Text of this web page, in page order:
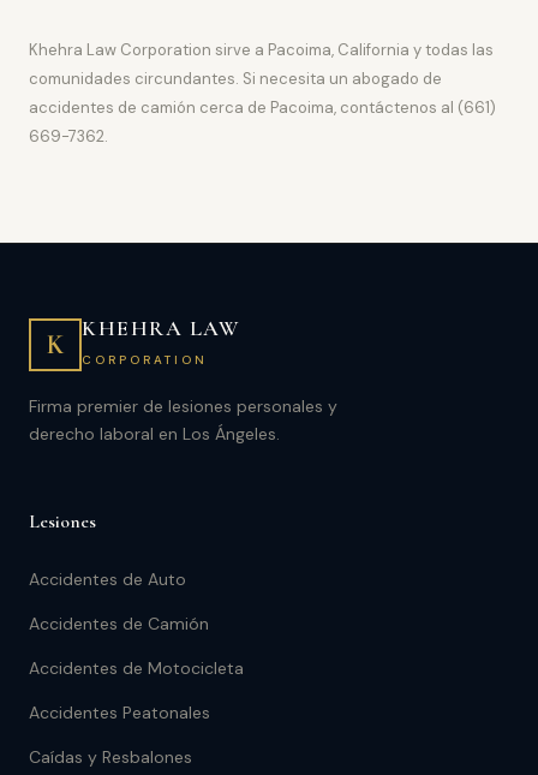
Khehra Law Corporation sirve a Pacoima, California y todas las
comunidades circundantes. Si necesita un abogado de
accidentes de camión cerca de Pacoima, contáctenos al (661)
669-7362.
K
KHEHRA LAW
CORPORATION
Firma premier de lesiones personales y
derecho laboral en Los Ángeles.
Lesiones
Accidentes de Auto
Accidentes de Camión
Accidentes de Motocicleta
Accidentes Peatonales
Caídas y Resbalones